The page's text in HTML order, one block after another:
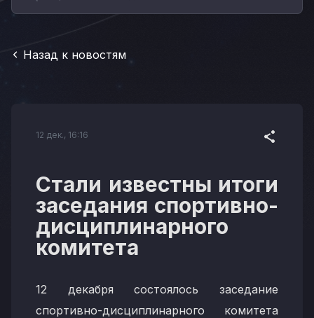
Назад к новостям
12 дек., 16:16
Стали известны итоги
заседания спортивно-
дисциплинарного
комитета
12 декабря состоялось заседание
спортивно-дисциплинарного комитета